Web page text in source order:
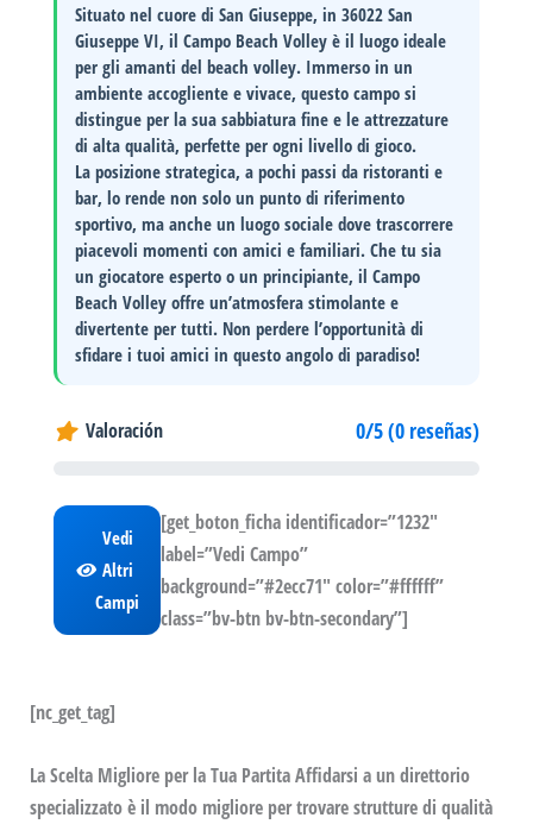
Situato nel cuore diSan Giuseppe, in36022 San
Giuseppe VI, il Campo Beach Volley è il luogo ideale
per gli amanti del beach volley. Immerso in un
ambiente accogliente e vivace, questo campo si
distingue per la suasabbiatura fine e le attrezzature
di alta qualità, perfette per ogni livello di gioco.
La posizione strategica, a pochi passi da ristoranti e
bar, lo rende non solo un punto di riferimento
sportivo, ma anche un luogo sociale dove trascorrere
piacevoli momenti con amici e familiari. Che tu sia
un giocatore esperto o un principiante, il Campo
Beach Volley offre un’atmosferastimolante e
divertente per tutti. Non perdere l’opportunità di
sfidare i tuoi amici in questo angolo di paradiso!
Valoración 0/5 (0 reseñas)
Vedi
Altri
Campi
[get_boton_ficha identificador=”1232″
label=”Vedi Campo”
background=”#2ecc71″ color=”#ffffff”
class=”bv-btn bv-btn-secondary”]
[nc_get_tag]
La Scelta Migliore per la Tua Partita Affidarsi a un direttorio
specializzato è il modo migliore per trovare strutture di qualità